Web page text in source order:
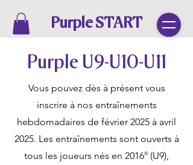
Purple START
Purple U9-U10-U11
Vous pouvez dès à présent vous
inscrire à nos entraînements
hebdomadaires de février 2025 à avril
2025. Les entraînements sont ouverts à
tous les joueurs nés en 2016° (U9),